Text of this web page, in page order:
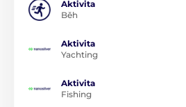
Aktivita
Běh
Aktivita
Yachting
Aktivita
Fishing